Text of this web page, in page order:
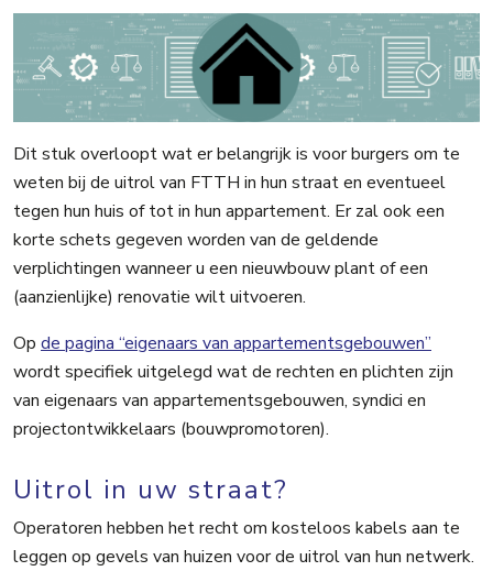
Dit stuk overloopt wat er belangrijk is voor burgers om te
weten bij de uitrol van FTTH in hun straat en eventueel
tegen hun huis of tot in hun appartement. Er zal ook een
korte schets gegeven worden van de geldende
verplichtingen wanneer u een nieuwbouw plant of een
(aanzienlijke) renovatie wilt uitvoeren.
Op de pagina “eigenaars van appartementsgebouwen”
wordt specifiek uitgelegd wat de rechten en plichten zijn
van eigenaars van appartementsgebouwen, syndici en
projectontwikkelaars (bouwpromotoren).
Uitrol in uw straat?
Operatoren hebben het recht om kosteloos kabels aan te
leggen op gevels van huizen voor de uitrol van hun netwerk.